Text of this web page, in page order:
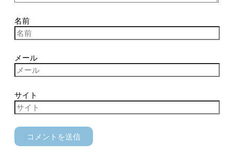
名前
メール
サイト